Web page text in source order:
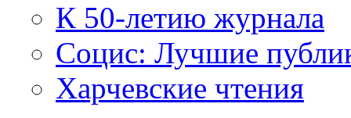
К 50-летию журнала
Социс: Лучшие
Харчевские чтения